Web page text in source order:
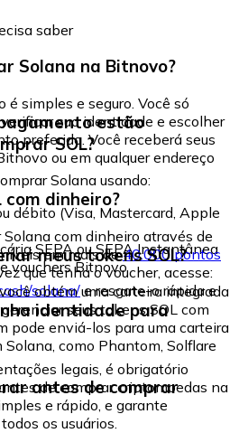
saber
Solana na Bitnovo?
é simples e seguro. Você só
sua identidade e escolher
preferido. Você receberá seus
ou em qualquer endereço
estão
SOL?
Solana usando:
débito (Visa, Mastercard, Apple
SEPA ou SEPA Instantânea
vouchers Bitnovo
com dinheiro?
com dinheiro através de
em mais de40.000 pontos
que tenha o voucher, acesse:
solana/e resgate-o rápida e
meus tokens SOL?
obtém uma carteira integrada
seus tokens SOL com
pode enviá-los para uma carteira
como Phantom, Solflare
identidade para
legais, é obrigatório
de comprar criptomoedas na
e rápido, e garante
os usuários.
antes de comprar